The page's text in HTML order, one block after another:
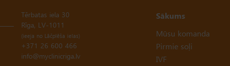
Tērbatas iela 30
(ieeja no Lāčplēša ielas)
+371 26 600 466
info@myclinicriga.lv
Sākums
Mūsu komanda
Pirmie soļi
IVF